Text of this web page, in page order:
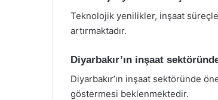
Teknolojik yenilikler, inşaat
artırmaktadır.
Diyarbakır’ın inşaat
Diyarbakır’ın inşaat sektöründe
göstermesi beklenmektedir.